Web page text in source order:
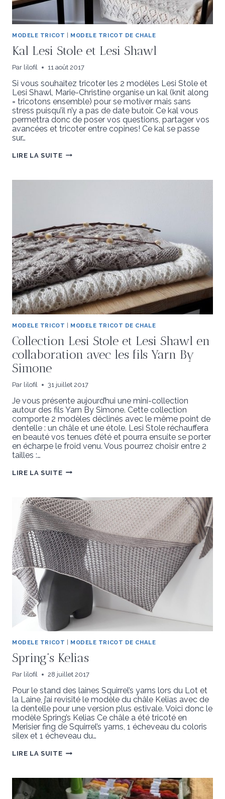
MODELE TRICOT | MODELE TRICOT DE CHALE
Kal Lesi Stole et Lesi Shawl
Par lilofil 11 août 2017
Si vous souhaitez tricoter les 2 modèles Lesi Stole et
Lesi Shawl, Marie-Christine organise un kal (knit along
= tricotons ensemble) pour se motiver mais sans
stress puisqu’il n’y a pas de date butoir. Ce kal vous
permettra donc de poser vos questions, partager vos
avancées et tricoter entre copines! Ce kal se passe
sur…
LIRE LA SUITEKAL
LESI
MODELE TRICOT | MODELE TRICOT DE CHALE
Collection Lesi Stole et Lesi Shawl en
collaboration avec les fils Yarn By
Simone
Par lilofil 31 juillet 2017
Je vous présente aujourd’hui une mini-collection
autour des fils Yarn By Simone. Cette collection
comporte 2 modèles déclinés avec le même point de
dentelle : un châle et une étole. Lesi Stole réchauffera
en beauté vos tenues d’été et pourra ensuite se porter
en écharpe le froid venu. Vous pourrez choisir entre 2
tailles :…
LIRE LA SUITECOLLECTION
LESI
LESI
SHAWL
EN
COLLABORATION
AVEC
LES
FILS
YARN
BY
SIMONE
MODELE TRICOT MODELE TRICOT DE CHALE
Spring’s Kelias
Par lilofil 28 juillet 2017
Pour le stand des laines Squirrel’s yarns lors du Lot et
la Laine, j’ai revisité le modèle du châle Kelias avec de
la dentelle pour une version plus estivale. Voici donc le
modèle Spring’s Kelias Ce châle a été tricoté en
Merisier fing de Squirrel’s yarns, 1 écheveau du coloris
silex et 1 écheveau du…
LIRE LA SUITESPRING’S